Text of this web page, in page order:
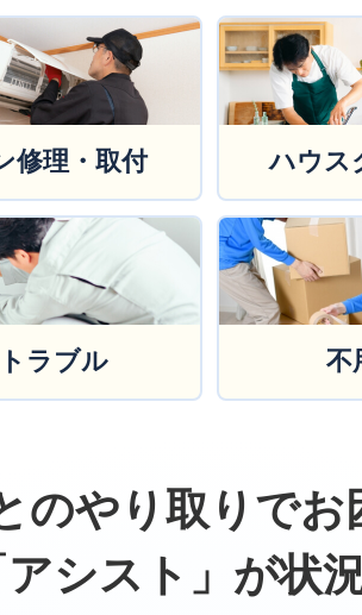
修理・取付 ハウス
ラブル 不
のやり取りでお
シスト」が状